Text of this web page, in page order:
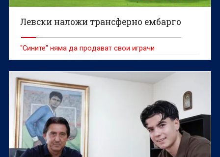
Левски наложи трансферно ембарго
"Сините" няма да продават свои играчи